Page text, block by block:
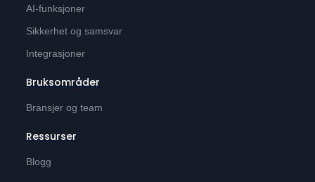
AI-funksjoner
Sikkerhet og samsvar
Integrasjoner
Bruksområder
Bransjer og team
Ressurser
Blogg